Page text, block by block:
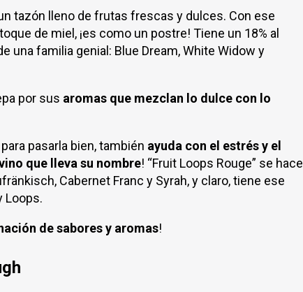
tazón lleno de frutas frescas y dulces. Con ese
de miel, ¡es como un postre! Tiene un 18% al
una familia genial: Blue Dream, White Widow y
por sus aromas que mezclan lo dulce con lo
pasarla bien, también ayuda con el estrés y el
que lleva su nombre! “Fruit Loops Rouge” se hace
Cabernet Franc y Syrah, y claro, tiene ese
Loops.
de sabores y aromas!